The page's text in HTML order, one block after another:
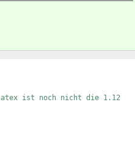
ist noch nicht die 1.12